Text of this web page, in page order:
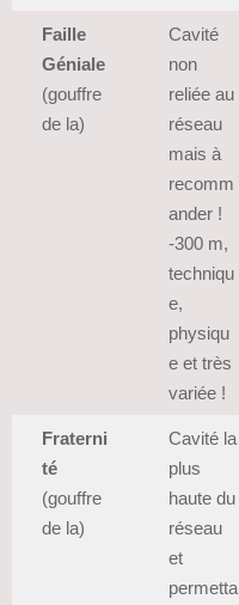
Faille
Géniale
(gouffre
de la)
Cavité
non
reliée au
réseau
mais à
recomm
ander !
-300 m,
techniqu
e,
physiqu
e et très
variée !
Fraterni
té
(gouffre
de la)
Cavité la
plus
haute du
réseau
et
permetta